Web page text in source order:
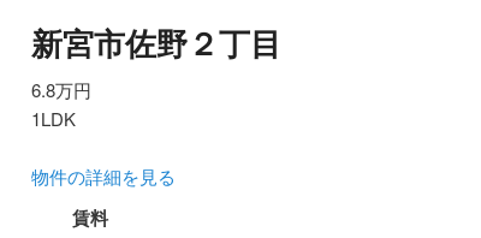
コ
ン
ン
テ
新宮市佐野２丁目
6.8万円
1LDK
物件の詳細を見る
賃料